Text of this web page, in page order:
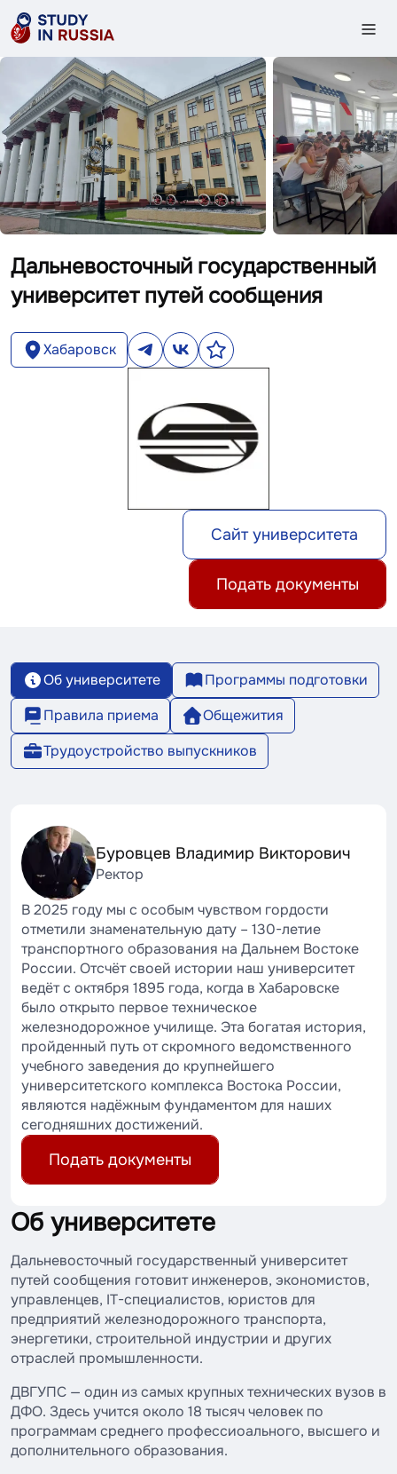
Дальневосточный государственный
университет путей сообщения
Хабаровск
Сайт университета
Подать документы
Об университете
Программы подготовки
Правила приема
Общежития
Трудоустройство выпускников
Буровцев Владимир Викторович
Ректор
В 2025 году мы с особым чувством гордости
отметили знаменательную дату – 130-летие
транспортного образования на Дальнем Востоке
России. Отсчёт своей истории наш университет
ведёт с октября 1895 года, когда в Хабаровске
было открыто первое техническое
железнодорожное училище. Эта богатая история,
пройденный путь от скромного ведомственного
учебного заведения до крупнейшего
университетского комплекса Востока России,
являются надёжным фундаментом для наших
сегодняшних достижений.
Подать документы
Об университете
Дальневосточный государственный университет
путей сообщения готовит инженеров, экономистов,
управленцев, IT-специалистов, юристов для
предприятий железнодорожного транспорта,
энергетики, строительной индустрии и других
отраслей промышленности.
ДВГУПС — один из самых крупных технических вузов в
ДФО. Здесь учится около 18 тысяч человек по
программам среднего профессиоального, высшего и
дополнительного образования.